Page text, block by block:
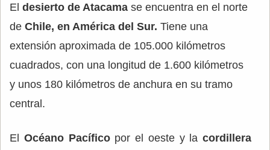
El desierto de Atacama se encuentra en el norte
de Chile, en América del Sur. Tiene una
extensión aproximada de 105.000 kilómetros
cuadrados, con una longitud de 1.600 kilómetros
y unos 180 kilómetros de anchura en su tramo
central.
El Océano Pacíficopor el oeste y la cordillera